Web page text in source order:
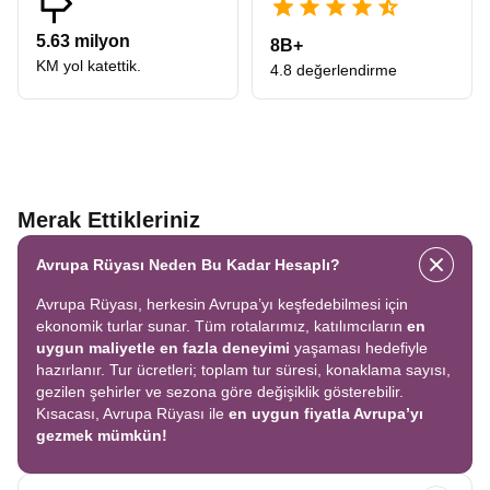
Tarihi dokusu, kültürel zenginliği ve tur fırsatlarıyla her
yaştan gezgine hitap eden bu şehir sizi bekliyor. Daha
fazla bilgi ve rezervasyon için Avrupa Rüyası ile iletişime
geçmeniz gerekiyor.
5.63 milyon
KM yol katettik.
8B+
4.8 değerlendirme
Merak Ettikleriniz
Avrupa Rüyası Neden Bu Kadar Hesaplı?
Avrupa Rüyası, herkesin Avrupa’yı keşfedebilmesi için
ekonomik turlar sunar. Tüm rotalarımız, katılımcıların en
uygun maliyetle en fazla deneyimi yaşaması hedefiyle
hazırlanır. Tur ücretleri; toplam tur süresi, konaklama sayısı,
gezilen şehirler ve sezona göre değişiklik gösterebilir.
Kısacası, Avrupa Rüyası ile en uygun fiyatla Avrupa’yı
gezmek mümkün!